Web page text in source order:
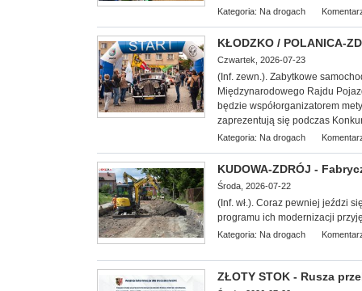
Kategoria: Na drogach
KŁODZKO / POLANICA-
Czwartek, 2026-07-23
(Inf. zewn.). Zabytkowe
Międzynarodowego Rajdu
będzie współorganizatorem
zaprezentują się podczas
Kategoria: Na drogach
KUDOWA-ZDRÓJ -
Środa, 2026-07-22
(Inf. wł.). Coraz pewniej jeździ
programu ich modernizacji
Kategoria: Na drogach
ZŁOTY STOK - Rusza